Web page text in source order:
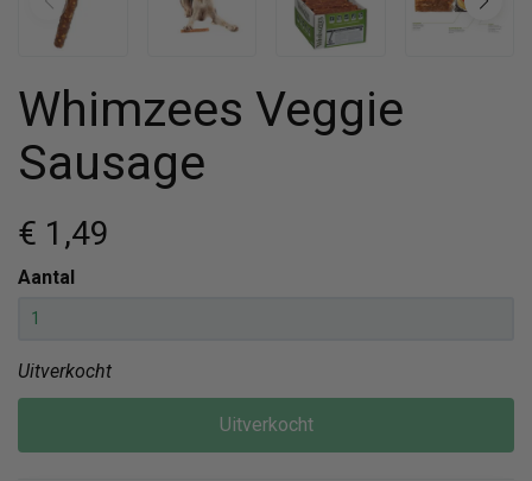
Whimzees Veggie
Sausage
€ 1 ,49
Aantal
Uitverkocht
Uitverkocht